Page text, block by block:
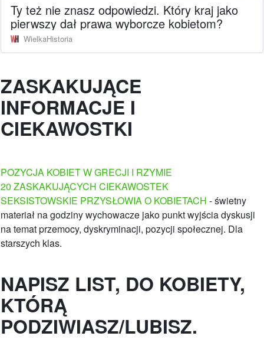
Ty też nie znasz odpowiedzi. Który kraj jako
pierwszy dał prawa wyborcze kobietom?
WielkaHistoria
ZASKAKUJĄCE
INFORMACJE I
CIEKAWOSTKI
POZYCJA KOBIET W GRECJI I RZYMIE
20 ZASKAKUJĄCYCH CIEKAWOSTEK
SEKSISTOWSKIE PRZYSŁOWIA O KOBIETACH - świetny
materiał na godziny wychowacze jako punkt wyjścia dyskusji
na temat przemocy, dyskryminacji, pozycji społecznej. Dla
starszych klas.
NAPISZ LIST, DO KOBIETY,
KTÓRĄ
PODZIWIASZ/LUBISZ.